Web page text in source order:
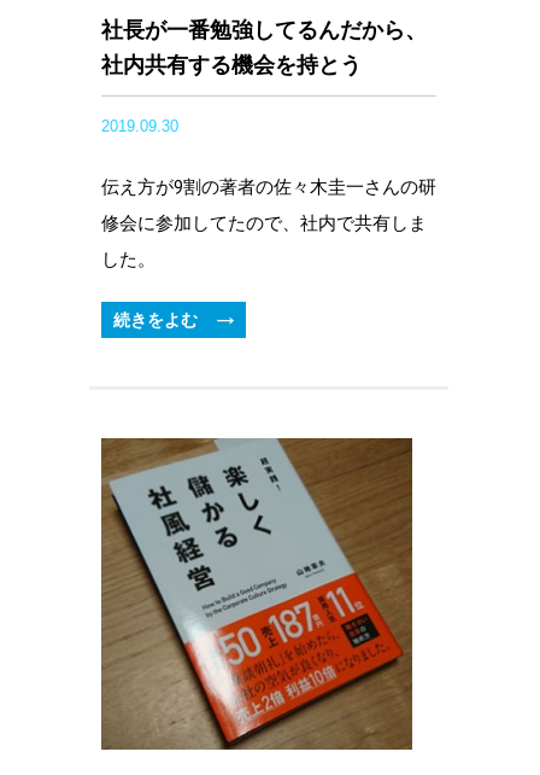
社長が一番勉強してるんだから、
社内共有する機会を持とう
2019.09.30
伝え方が9割の著者の佐々木圭一さんの研
修会に参加してたので、社内で共有しま
した。
続きをよむ